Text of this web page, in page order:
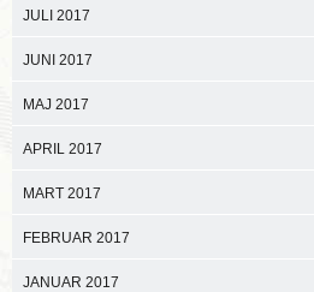
JULI 2017
JUNI 2017
MAJ 2017
APRIL 2017
MART 2017
FEBRUAR 2017
JANUAR 2017